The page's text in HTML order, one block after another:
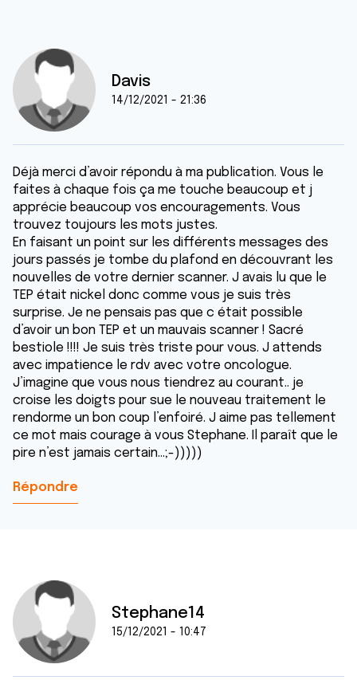
Davis
14/12/2021 - 21:36
Déjà merci d’avoir répondu à ma publication. Vous le
faites à chaque fois ça me touche beaucoup et j
apprécie beaucoup vos encouragements. Vous
trouvez toujours les mots justes.
En faisant un point sur les différents messages des
jours passés je tombe du plafond en découvrant les
nouvelles de votre dernier scanner. J avais lu que le
TEP était nickel donc comme vous je suis très
surprise. Je ne pensais pas que c était possible
d’avoir un bon TEP et un mauvais scanner ! Sacré
bestiole !!!! Je suis très triste pour vous. J attends
avec impatience le rdv avec votre oncologue.
J’imagine que vous nous tiendrez au courant.. je
croise les doigts pour sue le nouveau traitement le
rendorme un bon coup l’enfoiré. J aime pas tellement
ce mot mais courage à vous Stephane. Il paraît que le
pire n’est jamais certain…;-)))))
Répondre
Stephane14
15/12/2021 - 10:47